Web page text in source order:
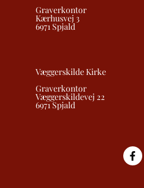
Graverkontor
Kærhusvej 3
6971 Spjald
Væggerskilde Kirke
Graverkontor
Væggerskildevej 22
6971 Spjald